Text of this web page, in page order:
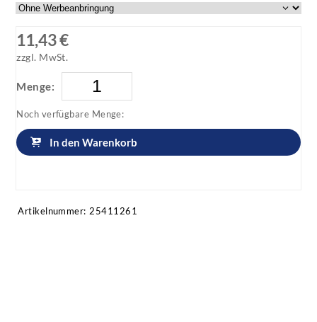
11,43 €
zzgl. MwSt.
Menge:
Noch verfügbare Menge:
In den Warenkorb
Artikelnummer: 25411261